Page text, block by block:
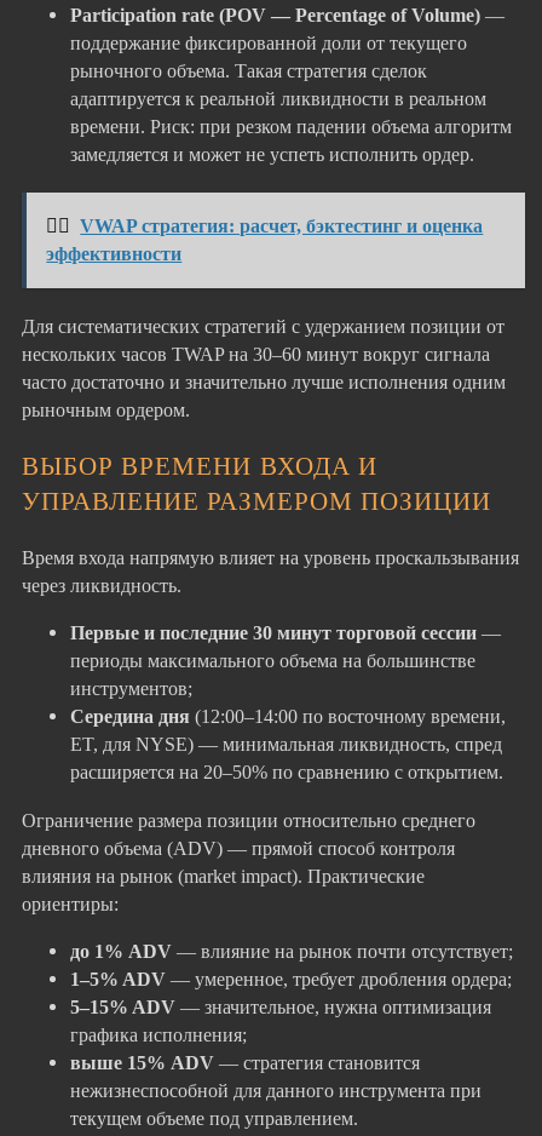
Participation rate (POV — Percentage of Volume) —
поддержание фиксированной доли от текущего
рыночного объема. Такая стратегия сделок
адаптируется к реальной ликвидности в реальном
времени. Риск: при резком падении объема алгоритм
замедляется и может не успеть исполнить ордер.
👉🏻
VWAP стратегия: расчет, бэктестинг и оценка
эффективности
Для систематических стратегий с удержанием позиции от
нескольких часов TWAP на 30–60 минут вокруг сигнала
часто достаточно и значительно лучше исполнения одним
рыночным ордером.
ВЫБОР ВРЕМЕНИ ВХОДА И
УПРАВЛЕНИЕ РАЗМЕРОМ ПОЗИЦИИ
Время входа напрямую влияет на уровень проскальзывания
через ликвидность.
Первые и последние 30 минут торговой сессии —
периоды максимального объема на большинстве
инструментов;
Середина дня (12:00–14:00 по восточному времени,
ET, для NYSE) — минимальная ликвидность, спред
расширяется на 20–50% по сравнению с открытием.
Ограничение размера позиции относительно среднего
дневного объема (ADV) — прямой способ контроля
влияния на рынок (market impact). Практические
ориентиры:
до 1% ADV — влияние на рынок почти отсутствует;
1–5% ADV — умеренное, требует дробления ордера;
5–15% ADV — значительное, нужна оптимизация
графика исполнения;
выше 15% ADV — стратегия становится
нежизнеспособной для данного инструмента при
текущем объеме под управлением.